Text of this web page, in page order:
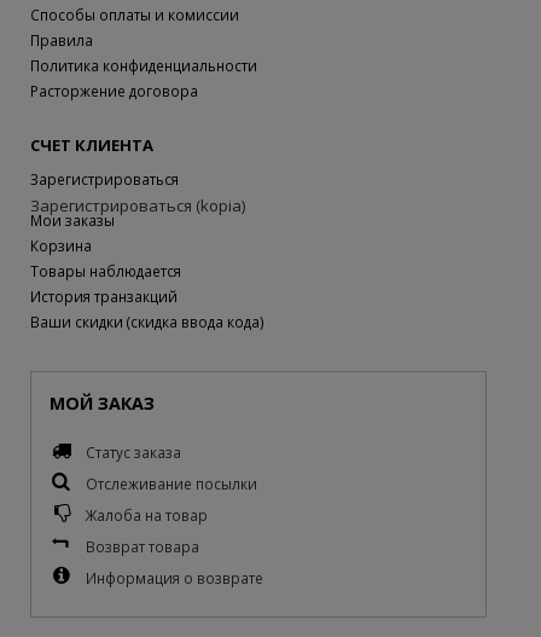
Способы оплаты и комиссии
Правила
Политика конфиденциальности
Расторжение договора
СЧЕТ КЛИЕНТА
Зарегистрироваться
Зарегистрироваться (kopia)
Мои заказы
Корзина
Товары наблюдается
История транзакций
Ваши скидки (скидка ввода кода)
МОЙ ЗАКАЗ
Статус заказа
Отслеживание посылки
Жалоба на товар
Возврат товара
Информация о возврате